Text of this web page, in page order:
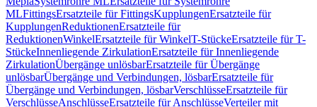
MLFittingsErsatzteile für FittingsKupplungenErsatzteile für
KupplungenReduktionenErsatzteile für
ReduktionenWinkelErsatzteile für WinkelT-StückeErsatzteile für T-
StückeInnenliegende ZirkulationErsatzteile für Innenliegende
ZirkulationÜbergänge unlösbarErsatzteile für Übergänge
unlösbarÜbergänge und Verbindungen, lösbarErsatzteile für
Übergänge und Verbindungen, lösbarVerschlüsseErsatzteile für
VerschlüsseAnschlüsseErsatzteile für AnschlüsseVerteiler mit